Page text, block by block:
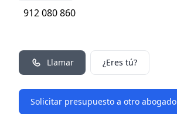
912 080 860
Llamar ¿Eres tú?
Solicitar presupuesto a otro abogado